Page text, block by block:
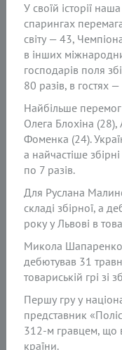
У своїй історії
спарингах
світу — 43,
в інших
господарів поля
80 разів, в гостях
Найбільше
Олега Блохіна
Фоменка (24).
а найчастіше збірні
по 7 разів.
Для Руслана
складі збірної, а
року у Львові в
Микола Шапаренко
дебютував 31
товариській грі
Першу гру у
представник
312-м гравцем, що
країни.